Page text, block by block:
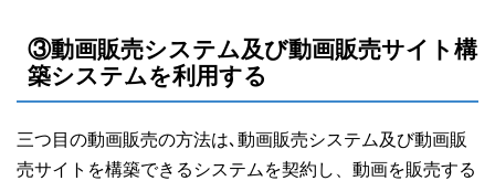
③動画販売システム及び動画販売サイト構
築システムを利用する
三つ目の動画販売の方法は､動画販売システム及び動画販
売サイトを構築できるシステムを契約し、動画を販売する